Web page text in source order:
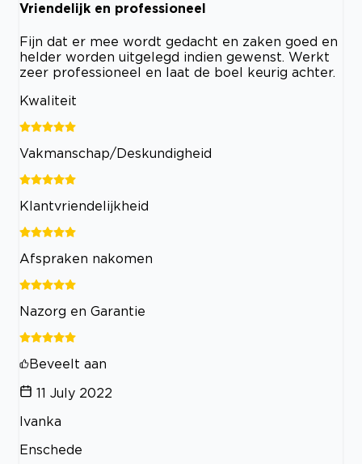
Vriendelijk en professioneel
Fijn dat er mee wordt gedacht en zaken goed en
helder worden uitgelegd indien gewenst. Werkt
zeer professioneel en laat de boel keurig achter.
Kwaliteit
Vakmanschap/Deskundigheid
Klantvriendelijkheid
Afspraken nakomen
Nazorg en Garantie
Beveelt aan
11 July 2022
Ivanka
Enschede